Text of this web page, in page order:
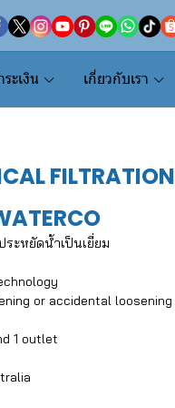
ะเงิน เกี่ยวกับเรา
FILTRATION
ระหยัดน้ำเป็นเยี่ยม
or accidental loosening
1 outlet